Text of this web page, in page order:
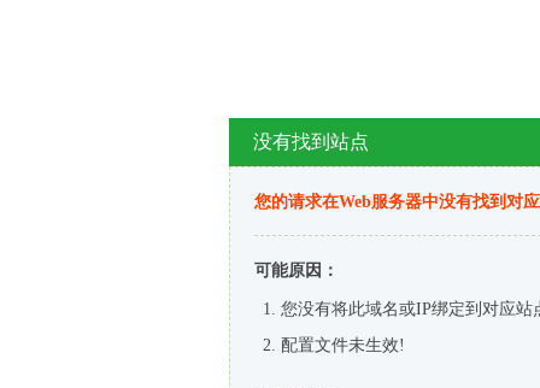
没有找到站点
您的请求在Web服务器中没有找到对
可能原因：
您没有将此域名或IP绑定到对应站
配置文件未生效!